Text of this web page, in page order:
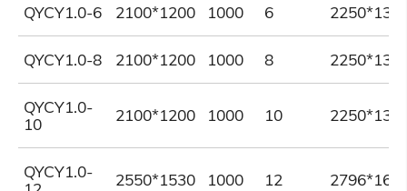
QYCY1.0-6 2100*1200 1000 6
QYCY1.0-8 2100*1200 1000 8
QYCY1.0-
10
2100*1200 1000 10
QYCY1.0-
2550*1530 1000 12